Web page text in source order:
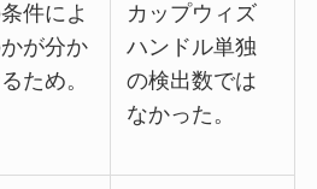
件によ
が分か
ため。
カップウィズ
ハンドル単独
の検出数では
なかった。